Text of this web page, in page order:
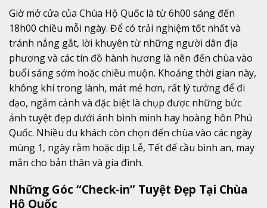
Giờ mở cửa của Chùa Hộ Quốc là từ 6h00 sáng đến
18h00 chiều mỗi ngày. Để có trải nghiệm tốt nhất và
tránh nắng gắt, lời khuyên từ những người dân địa
phương và các tín đồ hành hương là nên đến chùa vào
buổi sáng sớm hoặc chiều muộn. Khoảng thời gian này,
không khí trong lành, mát mẻ hơn, rất lý tưởng để đi
dạo, ngắm cảnh và đặc biệt là chụp được những bức
ảnh tuyệt đẹp dưới ánh bình minh hay hoàng hôn Phú
Quốc. Nhiều du khách còn chọn đến chùa vào các ngày
mùng 1, ngày rằm hoặc dịp Lễ, Tết để cầu bình an, may
mắn cho bản thân và gia đình.
Những Góc “Check-in” Tuyệt Đẹp Tại Chùa
Hộ Quốc